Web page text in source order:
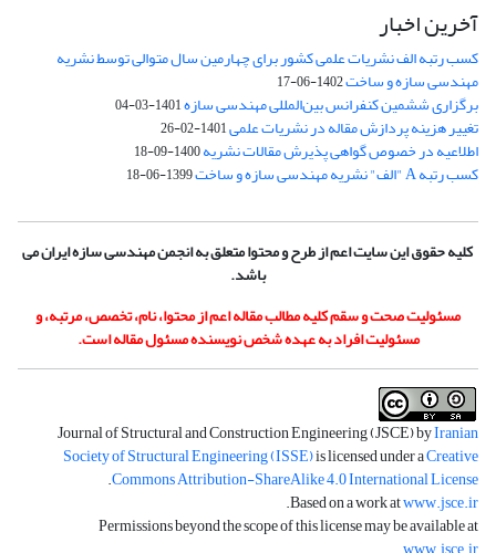
آخرین اخبار
کسب رتبه الف نشریات علمی کشور برای چهارمین سال متوالی توسط نشریه
مهندسی سازه و ساخت1402-06-17
برگزاری ششمین کنفرانس بین‌المللی مهندسی سازه1401-03-04
تغییر هزینه پردازش مقاله در نشریات علمی1401-02-26
اطلاعیه در خصوص گواهی پذیرش مقالات نشریه1400-09-18
کسب رتبه A "الف" نشریه مهندسی سازه و ساخت 1399-06-18
کلیه حقوق این سایت اعم از طرح و محتوا متعلق به انجمن مهندسی سازه ایران می
باشد.
مسئولیت صحت و سقم کلیه مطالب مقاله اعم از محتوا، نام، تخصص، مرتبه، و
مسئولیت افراد به عهده شخص نویسنده مسئول مقاله است.
Journal of Structural and Construction Engineering (JSCE) byIranian
Society of Structural Engineering (ISSE)is licensed under aCreative
Commons Attribution-ShareAlike 4.0 International License
.
Based on a work atwww.jsce.ir
.
Permissions beyond the scope of this license may be available at